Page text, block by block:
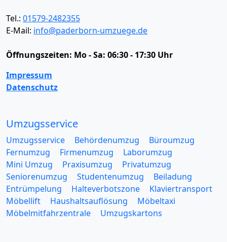
Tel.: 01579-2482355
E-Mail: info@paderborn-umzuege.de
Öffnungszeiten: Mo - Sa: 06:30 - 17:30 Uhr
Impressum
Datenschutz
Umzugsservice
Umzugsservice Behördenumzug
Büroumzug
Fernumzug
Firmenumzug
Laborumzug
Mini Umzug
Praxisumzug
Privatumzug
Seniorenumzug
Studentenumzug
Beiladung
Entrümpelung
Halteverbotszone
Klaviertransport
Möbellift
Haushaltsauflösung
Möbeltaxi
Möbelmitfahrzentrale
Umzugskartons